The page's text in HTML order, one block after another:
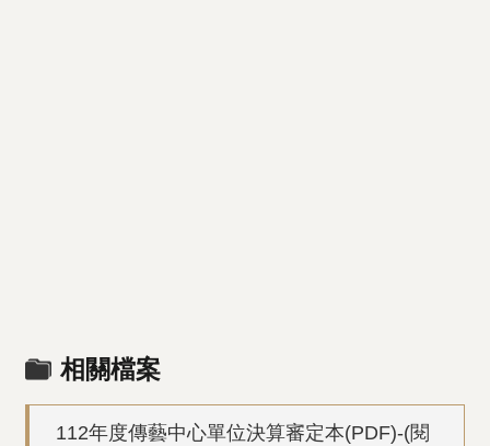
相關檔案
112年度傳藝中心單位決算審定本(PDF)-(閱